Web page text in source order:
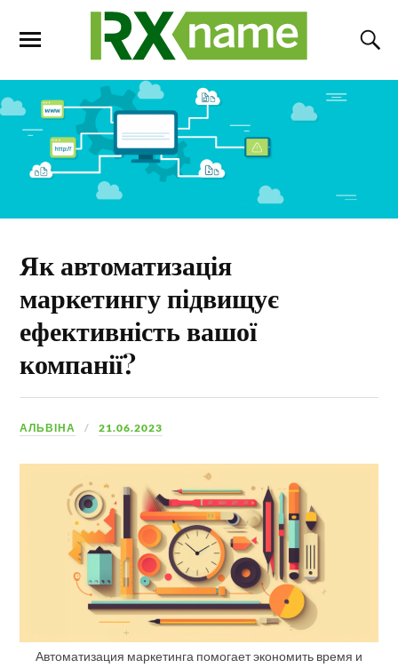
Як автоматизація
маркетингу підвищує
ефективність вашої
компанії?
АЛЬВІНА 21.06.2023
Автоматизация маркетинга помогает экономить время и